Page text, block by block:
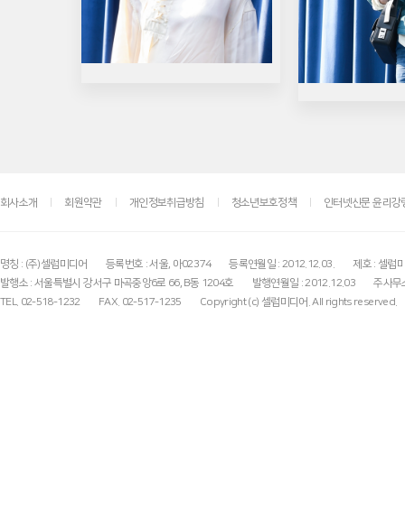
회사소개 회원약관 개인정보취급방침 청소년보호정책 인터넷신문 윤리강
명칭 : (주)셀럽미디어 등록번호 : 서울, 아02374 등록연월일 : 2012.12.03.
제호 : 셀럽
발행소 : 서울특별시 강서구 마곡중앙6로 66, B동 1204호
발행연월일 : 2012.12.03
주사무
TEL. 02-518-1232
FAX. 02-517-1235 Copyright (c) 셀럽미디어. All rights reserved.